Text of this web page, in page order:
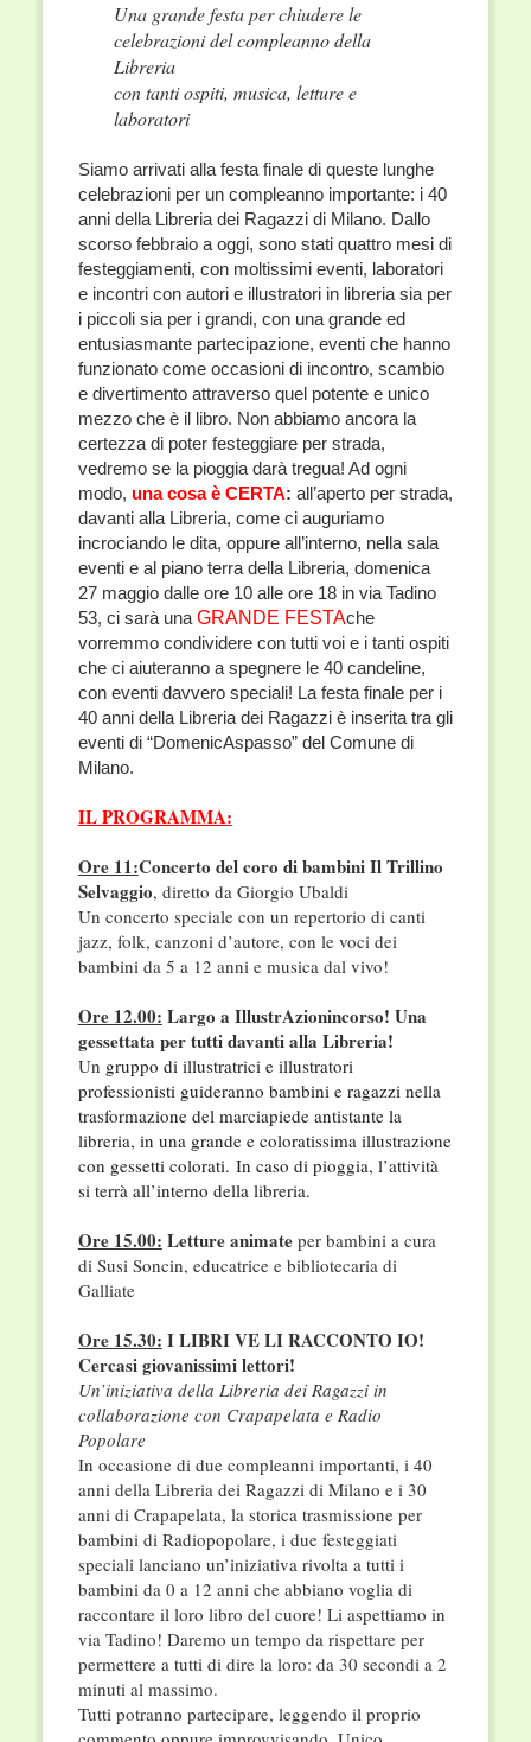
Una grande festa per chiudere le
celebrazioni del compleanno della
Libreria
con tanti ospiti, musica, letture e
laboratori
Siamo arrivati alla festa finale di queste lunghe
celebrazioni per un compleanno importante: i 40
anni della Libreria dei Ragazzi di Milano. Dallo
scorso febbraio a oggi, sono stati quattro mesi di
festeggiamenti, con moltissimi eventi, laboratori
e incontri con autori e illustratori in libreria sia per
i piccoli sia per i grandi, con una grande ed
entusiasmante partecipazione, eventi che hanno
funzionato come occasioni di incontro, scambio
e divertimento attraverso quel potente e unico
mezzo che è il libro. Non abbiamo ancora la
certezza di poter festeggiare per strada,
vedremo se la pioggia darà tregua! Ad ogni
modo, una cosa è CERTA: all’aperto per strada,
davanti alla Libreria, come ci auguriamo
incrociando le dita, oppure all’interno, nella sala
eventi e al piano terra della Libreria, domenica
27 maggio dalle ore 10 alle ore 18 in via Tadino
53, ci sarà una GRANDE FESTAche
vorremmo condividere con tutti voi e i tanti ospiti
che ci aiuteranno a spegnere le 40 candeline,
con eventi davvero speciali! La festa finale per i
40 anni della Libreria dei Ragazzi è inserita tra gli
eventi di “DomenicAspasso” del Comune di
Milano.
IL PROGRAMMA:
Ore 11:Concerto del coro di bambiniIl Trillino
Selvaggio, diretto da Giorgio Ubaldi
Un concerto speciale con un repertorio di canti
jazz, folk, canzoni d’autore, con le voci dei
bambini da 5 a 12 anni e musica dal vivo!
Ore 12.00: Largo a IllustrAzionincorso! Una
gessettata per tutti davanti alla Libreria!
Un gruppo di illustratrici e illustratori
professionisti guideranno bambini e ragazzi nella
trasformazione del marciapiede antistante la
libreria, in una grande e coloratissima illustrazione
con gessetti colorati. In caso di pioggia, l’attività
si terrà all’interno della libreria.
Ore 15.00: Letture animateper bambini a cura
di Susi Soncin, educatrice e bibliotecaria di
Galliate
Ore 15.30: I LIBRI VE LI RACCONTO IO!
Cercasi giovanissimi lettori!
Un’iniziativa della Libreria dei Ragazzi in
collaborazione con Crapapelata e Radio
Popolare
In occasione di due compleanni importanti, i 40
anni della Libreria dei Ragazzi di Milano e i 30
anni di Crapapelata, la storica trasmissione per
bambini di Radiopopolare, i due festeggiati
speciali lanciano un’iniziativa rivolta a tutti i
bambini da 0 a 12 anni che abbiano voglia di
raccontare il loro libro del cuore! Li aspettiamo in
via Tadino! Daremo un tempo da rispettare per
permettere a tutti di dire la loro: da 30 secondi a 2
minuti al massimo.
Tutti potranno partecipare, leggendo il proprio